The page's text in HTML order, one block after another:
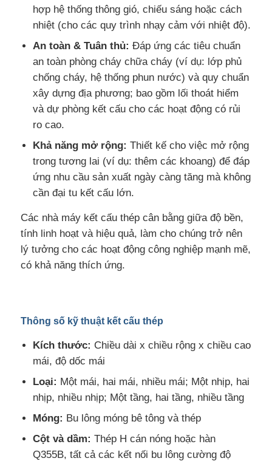
hợp hệ thống thông gió, chiếu sáng hoặc cách
nhiệt (cho các quy trình nhạy cảm với nhiệt độ).
An toàn & Tuân thủ: Đáp ứng các tiêu chuẩn
an toàn phòng cháy chữa cháy (ví dụ: lớp phủ
chống cháy, hệ thống phun nước) và quy chuẩn
xây dựng địa phương; bao gồm lối thoát hiểm
và dự phòng kết cấu cho các hoạt động có rủi
ro cao.
Khả năng mở rộng: Thiết kế cho việc mở rộng
trong tương lai (ví dụ: thêm các khoang) để đáp
ứng nhu cầu sản xuất ngày càng tăng mà không
cần đại tu kết cấu lớn.
Các nhà máy kết cấu thép cân bằng giữa độ bền,
tính linh hoạt và hiệu quả, làm cho chúng trở nên
lý tưởng cho các hoạt động công nghiệp mạnh mẽ,
có khả năng thích ứng.
Thông số kỹ thuật kết cấu thép
Kích thước: Chiều dài x chiều rộng x chiều cao
mái, độ dốc mái
Loại: Một mái, hai mái, nhiều mái; Một nhịp, hai
nhịp, nhiều nhịp; Một tầng, hai tầng, nhiều tầng
Móng: Bu lông móng bê tông và thép
Cột và dầm: Thép H cán nóng hoặc hàn
Q355B, tất cả các kết nối bu lông cường độ